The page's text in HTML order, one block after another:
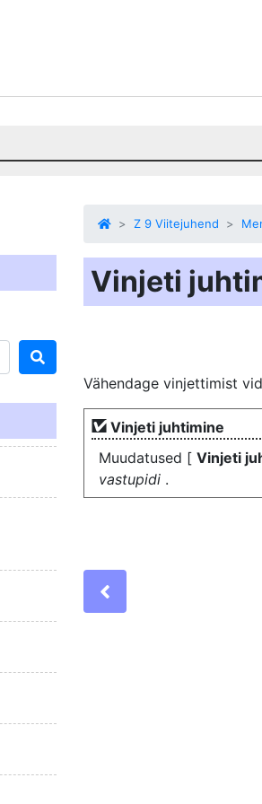
Z 9 Viitejuhend
Vinjeti
Vähendage vinjettimist
Vinjeti juhtimine
Muudatused [ Vinjeti
vastupidi .